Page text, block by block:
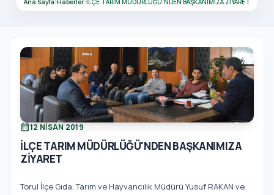
Ana Sayfa Haberler İLÇE TARIM MÜDÜRLÜĞÜ'NDEN BAŞKANIMIZA ZİYARET
calendar_month12 NISAN 2019
İLÇE TARIM MÜDÜRLÜĞÜ'NDEN BAŞKANIMIZA
ZİYARET
Torul İlçe Gıda, Tarım ve Hayvancılık Müdürü Yusuf RAKAN ve